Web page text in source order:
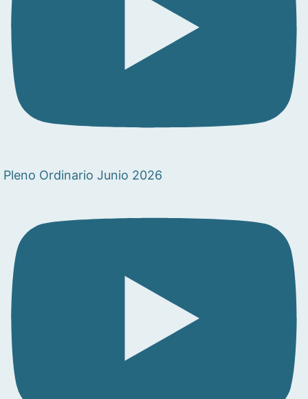
Pleno Ordinario Junio 2026